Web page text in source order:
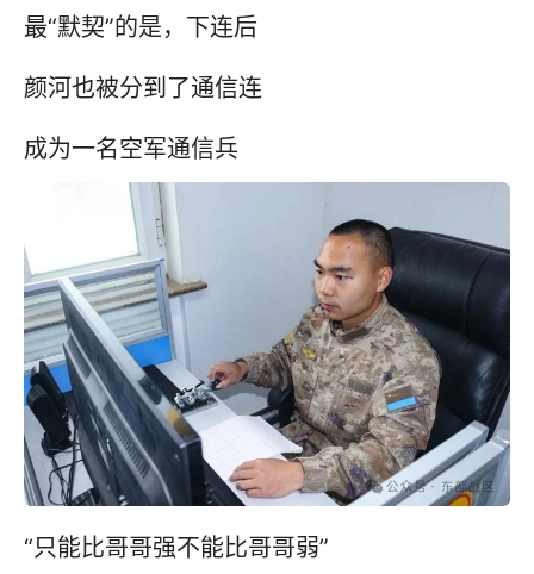
最“默契”的是，下连后
颜河也被分到了通信连
成为一名空军通信兵
“只能比哥哥强不能比哥哥弱”